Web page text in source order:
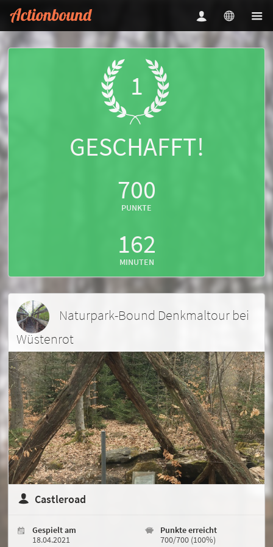
Naturpark-Bound Denkmaltour bei
Wüstenrot
Castleroad
Gespielt am
18.04.2021
Punkte erreicht
700/700 (100%)
1
GESCHAFFT!
700
PUNKTE
162
MINUTEN